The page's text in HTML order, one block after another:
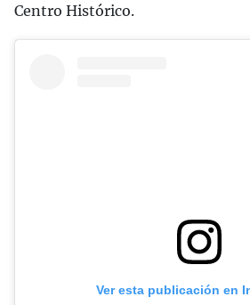
Centro Histórico.
Ver esta publicación en